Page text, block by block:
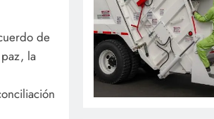
de
la